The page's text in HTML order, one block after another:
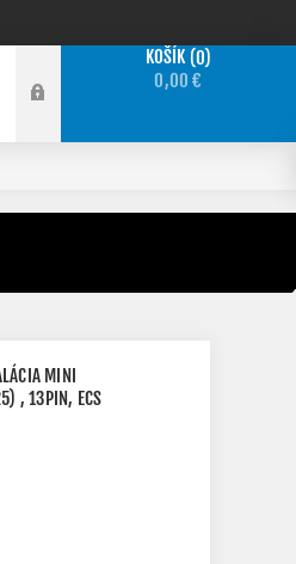
KOŠÍK 0
0,00 €